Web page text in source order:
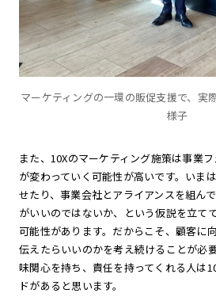
マーケティングの一環の販促支援で、実
様子
また、10Xのマーケティング施策は事業
が変わっていく可能性が高いです。いま
せたり、事業会社とアライアンスを組ん
がいいのではないか、という仮説を立て
可能性があります。だからこそ、顧客に
伝えたらいいのかを考え続けることが必
味関心を持ち、責任を持ってくれる人は
ドがあると思います。